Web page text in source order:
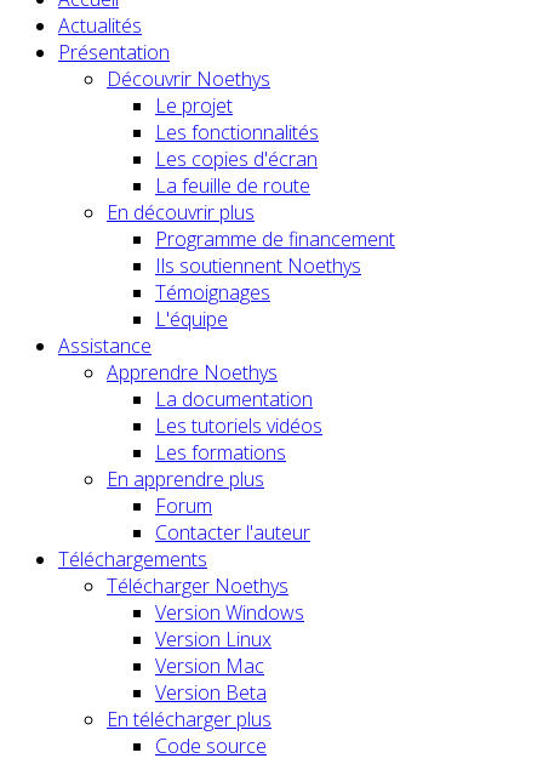
Actualités
Présentation
Découvrir Noethys
Le projet
Les fonctionnalités
Les copies d'écran
La feuille de route
En découvrir plus
Programme de financement
Ils soutiennent Noethys
Témoignages
L'équipe
Assistance
Apprendre Noethys
La documentation
Les tutoriels vidéos
Les formations
En apprendre plus
Forum
Contacter l'auteur
Téléchargements
Télécharger Noethys
Version Windows
Version Linux
Version Mac
Version Beta
En télécharger plus
Code source